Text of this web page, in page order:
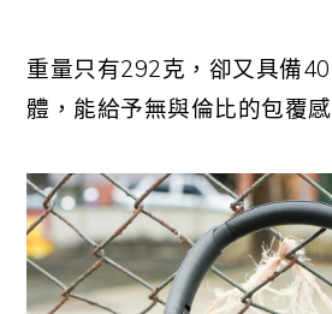
重量只有292克，卻又具備
體，能給予無與倫比的包覆感